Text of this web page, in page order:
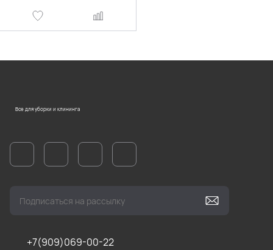
Все для уборки и клининга
+7(909)069-00-22